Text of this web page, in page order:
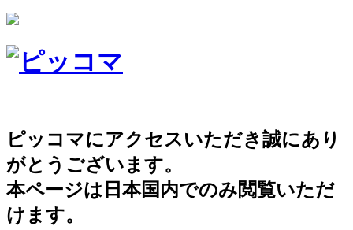
ピッコマにアクセスいただき誠にあり
がとうございます。
本ページは日本国内でのみ閲覧いただ
けます。